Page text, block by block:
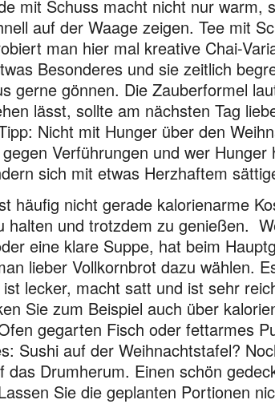
mit Schuss macht nicht nur warm,
auf der Waage zeigen. Tee mit
man hier mal kreative Chai-
Besonderes und sie zeitlich
gerne gönnen. Die Zauberformel
lässt, sollte am nächsten Tag
Nicht mit Hunger über den
Verführungen und wer
sich mit etwas Herzhaftem
häufig nicht gerade kalorienarme
halten und trotzdem zu genießen.
eine klare Suppe, hat beim
lieber Vollkornbrot dazu wählen.
lecker, macht satt und ist sehr
Sie zum Beispiel auch über
gegarten Fisch oder fettarmes
Sushi auf der Weihnachtstafel?
Drumherum. Einen schön
Sie die geplanten Portionen